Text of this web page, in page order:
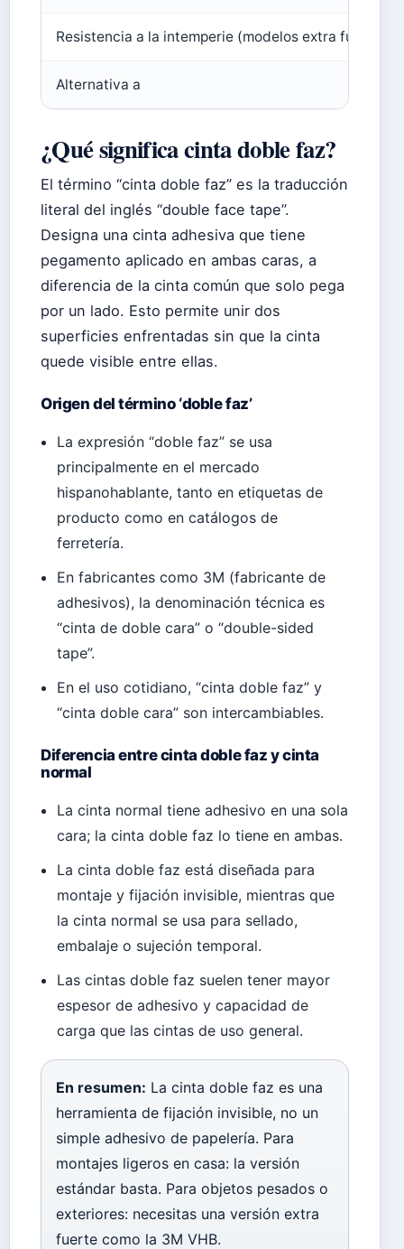
Resistencia a la intemperie (modelos extra fuertes)
Alternativa a
¿Qué significa cinta doble faz?
El término “cinta doble faz” es la traducción
literal del inglés “double face tape”.
Designa una cinta adhesiva que tiene
pegamento aplicado en ambas caras, a
diferencia de la cinta común que solo pega
por un lado. Esto permite unir dos
superficies enfrentadas sin que la cinta
quede visible entre ellas.
Origen del término ‘doble faz’
La expresión “doble faz” se usa
principalmente en el mercado
hispanohablante, tanto en etiquetas de
producto como en catálogos de
ferretería.
En fabricantes como 3M (fabricante de
adhesivos), la denominación técnica es
“cinta de doble cara” o “double-sided
tape”.
En el uso cotidiano, “cinta doble faz” y
“cinta doble cara” son intercambiables.
Diferencia entre cinta doble faz y cinta
normal
La cinta normal tiene adhesivo en una sola
cara; la cinta doble faz lo tiene en ambas.
La cinta doble faz está diseñada para
montaje y fijación invisible, mientras que
la cinta normal se usa para sellado,
embalaje o sujeción temporal.
Las cintas doble faz suelen tener mayor
espesor de adhesivo y capacidad de
carga que las cintas de uso general.
En resumen: La cinta doble faz es una
herramienta de fijación invisible, no un
simple adhesivo de papelería. Para
montajes ligeros en casa: la versión
estándar basta. Para objetos pesados o
exteriores: necesitas una versión extra
fuerte como la 3M VHB.